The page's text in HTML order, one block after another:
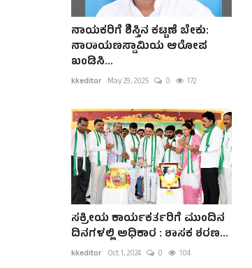
ನಾಯಕರಿಗೆ ಶಿಸ್ತಿನ ಕಟ್ಟಣೆ ಬೇಕು:
ನಾರಾಯಣಸ್ವಾಮಿಯ ಆರೋಪ
ಖಂಡಿಸಿ...
kkeditor May 29, 2025 0 172
ಸಕ್ರೀಯ ಕಾರ್ಯಕರ್ತರಿಗೆ ಮುಂದಿನ
ದಿನಗಳಲ್ಲಿ ಅಧಿಕಾರ : ಶಾಸಕ ಶರಣ...
kkeditor Oct 1, 2024 0 104